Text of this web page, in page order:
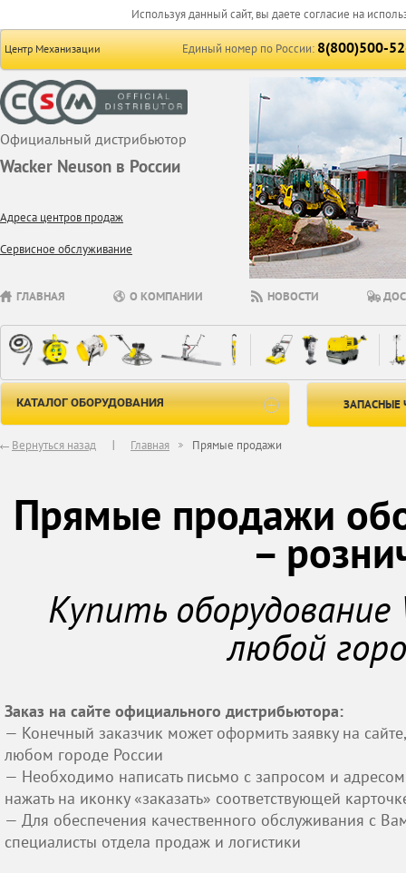
Используя данный сайт, вы даете согласие на
Центр Механизации Единый номер по России:8(800)500-
Официальный дистрибьютор
Wacker Neuson в России
Адреса центров продаж
Сервисное обслуживание
ГЛАВНАЯ О КОМПАНИИ НОВОСТИ
КАТАЛОГ ОБОРУДОВАНИЯ ЗАПАСНЫЕ
Вернуться назад Главная Прямые продажи
Прямые продажи
–
Купить оборудование
любой
Заказ на сайте официального дистрибьютора:
— Конечный заказчик может оформить заявку на
любом городе России
— Необходимо написать письмо с запросом и
нажать на иконку «заказать» cooтветствующей
— Для обеспечения качественного обслуживания с
специалисты отдела продаж и логистики